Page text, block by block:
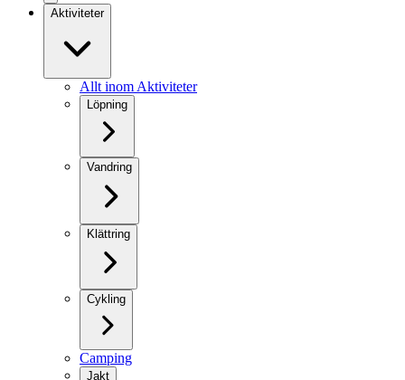
Aktiviteter
Allt inom Aktiviteter
Löpning
Vandring
Klättring
Cykling
Camping
Jakt